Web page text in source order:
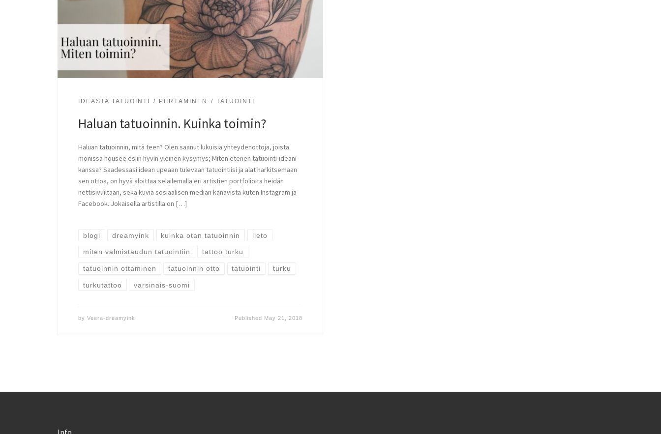
IDEASTA TATUOINTI PIIRTÄMINEN TATUOINTI
Haluan tatuoinnin. Kuinka toimin?
Haluan tatuoinnin, mitä teen? Olen saanut lukuisia yhteydenottoja, joista
monissa nousee esiin hyvin yleinen kysymys; Miten etenen tatuointi-ideani
kanssa? Saadessasi idean upeaan tulevaan tatuointiisi ja alat harkitsemaan
sen ottoa, on hyvä aloittaa selailemalla eri artistien portfolioita heidän
nettisivuiltaan, sekä kuvia sosiaalisen median kanavista kuten Instagram ja
Facebook. Jokaisella artistilla on […]
blogi dreamyink kuinka otan tatuoinnin lieto
miten valmistaudun tatuointiin tattoo turku
tatuoinnin ottaminen tatuoinnin otto tatuointi turku
turkutattoo varsinais-suomi
by Veera-dreamyink Published May 21, 2018